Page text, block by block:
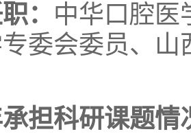
： 中华口腔医
委会委员、
担科研课题情